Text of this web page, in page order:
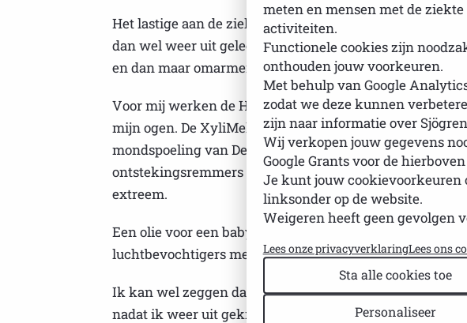
Het lastige aan de ziekte voor mij is, dat wanneer ik
dan wel weer uit geleerd heb is dat ik ook wel weer
en dan maar omarmen. En soms is er niks ….. ook dat kan.
Voor mij werken de Hylo Dual intense ( wordt met een
mijn ogen. De XyliMelts voor overdag maar zeker voor
mondspoeling van Dentaid Xeros ( voor mij niet de
ontstekingsremmers van de reumatoloog. Pilocarpine
extreem.
Een olie voor een babyzacht huidje en voor tussen de
luchtbevochtigers met een metertje.
Ik kan wel zeggen dat het een hele vervelende ziekte
nadat ik weer uit gekreukeld ben en mijn medicijnen
meten en mensen met de
activiteiten.
Functionele cookies zijn
onthouden jouw voorkeuren.
Met behulp van Google
zodat we deze kunnen
zijn naar informatie over
Wij verkopen jouw gegevens
Google Grants voor de
Je kunt jouw cookievoorkeuren
linksonder op de website.
Weigeren heeft geen gevolgen
Lees onze privacyverklaringLees ons
Sta alle cookies toe
Personaliseer